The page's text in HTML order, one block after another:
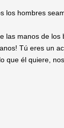
los hombres
las manos de
Tú eres un
que él quiere,